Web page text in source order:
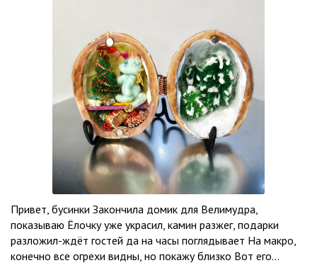
Привет, бусинки Закончила домик для Велимудра,
показываю Ёлочку уже украсил, камин разжег, подарки
разложил-ждёт гостей да на часы поглядывает На макро,
конечно все огрехи видны, но покажу близко Вот его...